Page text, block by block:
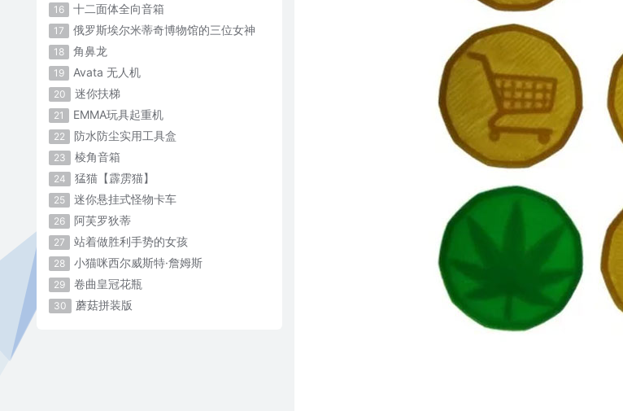
16 十二面体全向音箱
17 俄罗斯埃尔米蒂奇博物馆的三位女神
18 角鼻龙
19 Avata 无人机
20 迷你扶梯
21 EMMA玩具起重机
22 防水防尘实用工具盒
23 棱角音箱
24 猛猫【霹雳猫】
25 迷你悬挂式怪物卡车
26 阿芙罗狄蒂
27 站着做胜利手势的女孩
28 小猫咪西尔威斯特·詹姆斯
29 卷曲皇冠花瓶
30 蘑菇拼装版